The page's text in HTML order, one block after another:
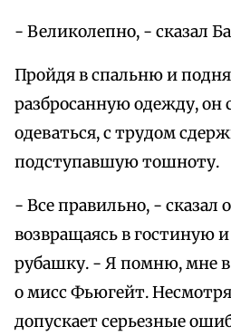
- Великолепно, - сказал
Пройдя в спальню и
разбросанную одежду, он
одеваться, с трудом
подступавшую тошноту.
- Все правильно, - сказал
возвращаясь в гостиную и
рубашку. - Я помню, мне
о мисс Фьюгейт.
допускает серьезные